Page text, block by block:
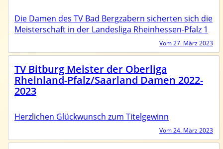
Die Damen des TV Bad Bergzabern sicherten sich die
Meisterschaft in der Landesliga Rheinhessen-Pfalz 1
Vom 27. März 2023
TV Bitburg Meister der Oberliga
Rheinland-Pfalz/Saarland Damen 2022-
2023
Herzlichen Glückwunsch zum Titelgewinn
Vom 24. März 2023